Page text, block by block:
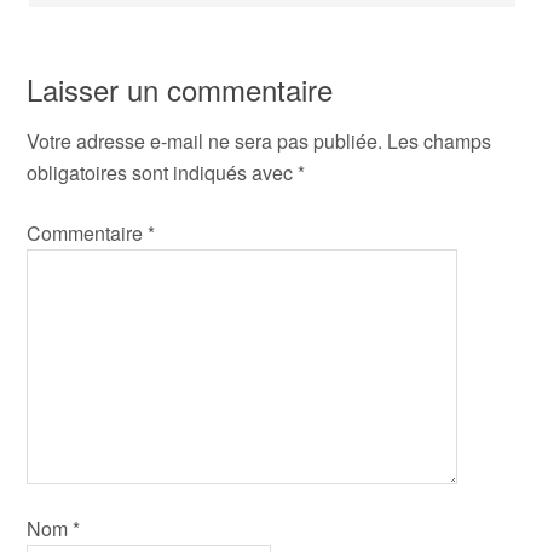
Laisser un commentaire
Votre adresse e-mail ne sera pas publiée. Les champs
obligatoires sont indiqués avec *
Commentaire *
Nom *